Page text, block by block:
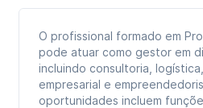
O profissional formado em
pode atuar como gestor em
incluindo consultoria,
empresarial e
oportunidades incluem